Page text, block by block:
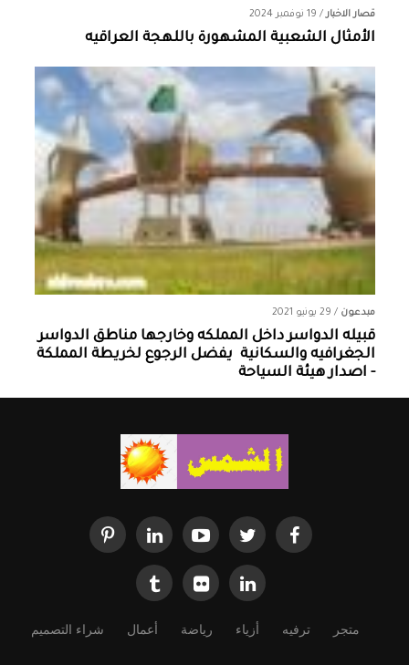
قصار الاخبار/ 19 نوفمبر 2024
الأمثال الشعبية المشهورة باللهجة العراقيه
مبدعون / 29 يونيو 2021
قبيله الدواسر داخل المملكه وخارجها ‏مناطق الدواسر
الجغرافيه والسكانية ‏ يفضل الرجوع لخريطة المملكة
- اصدار هيئة السياحة
متجر ترفيه أزياء رياضة أعمال شراء التصميم